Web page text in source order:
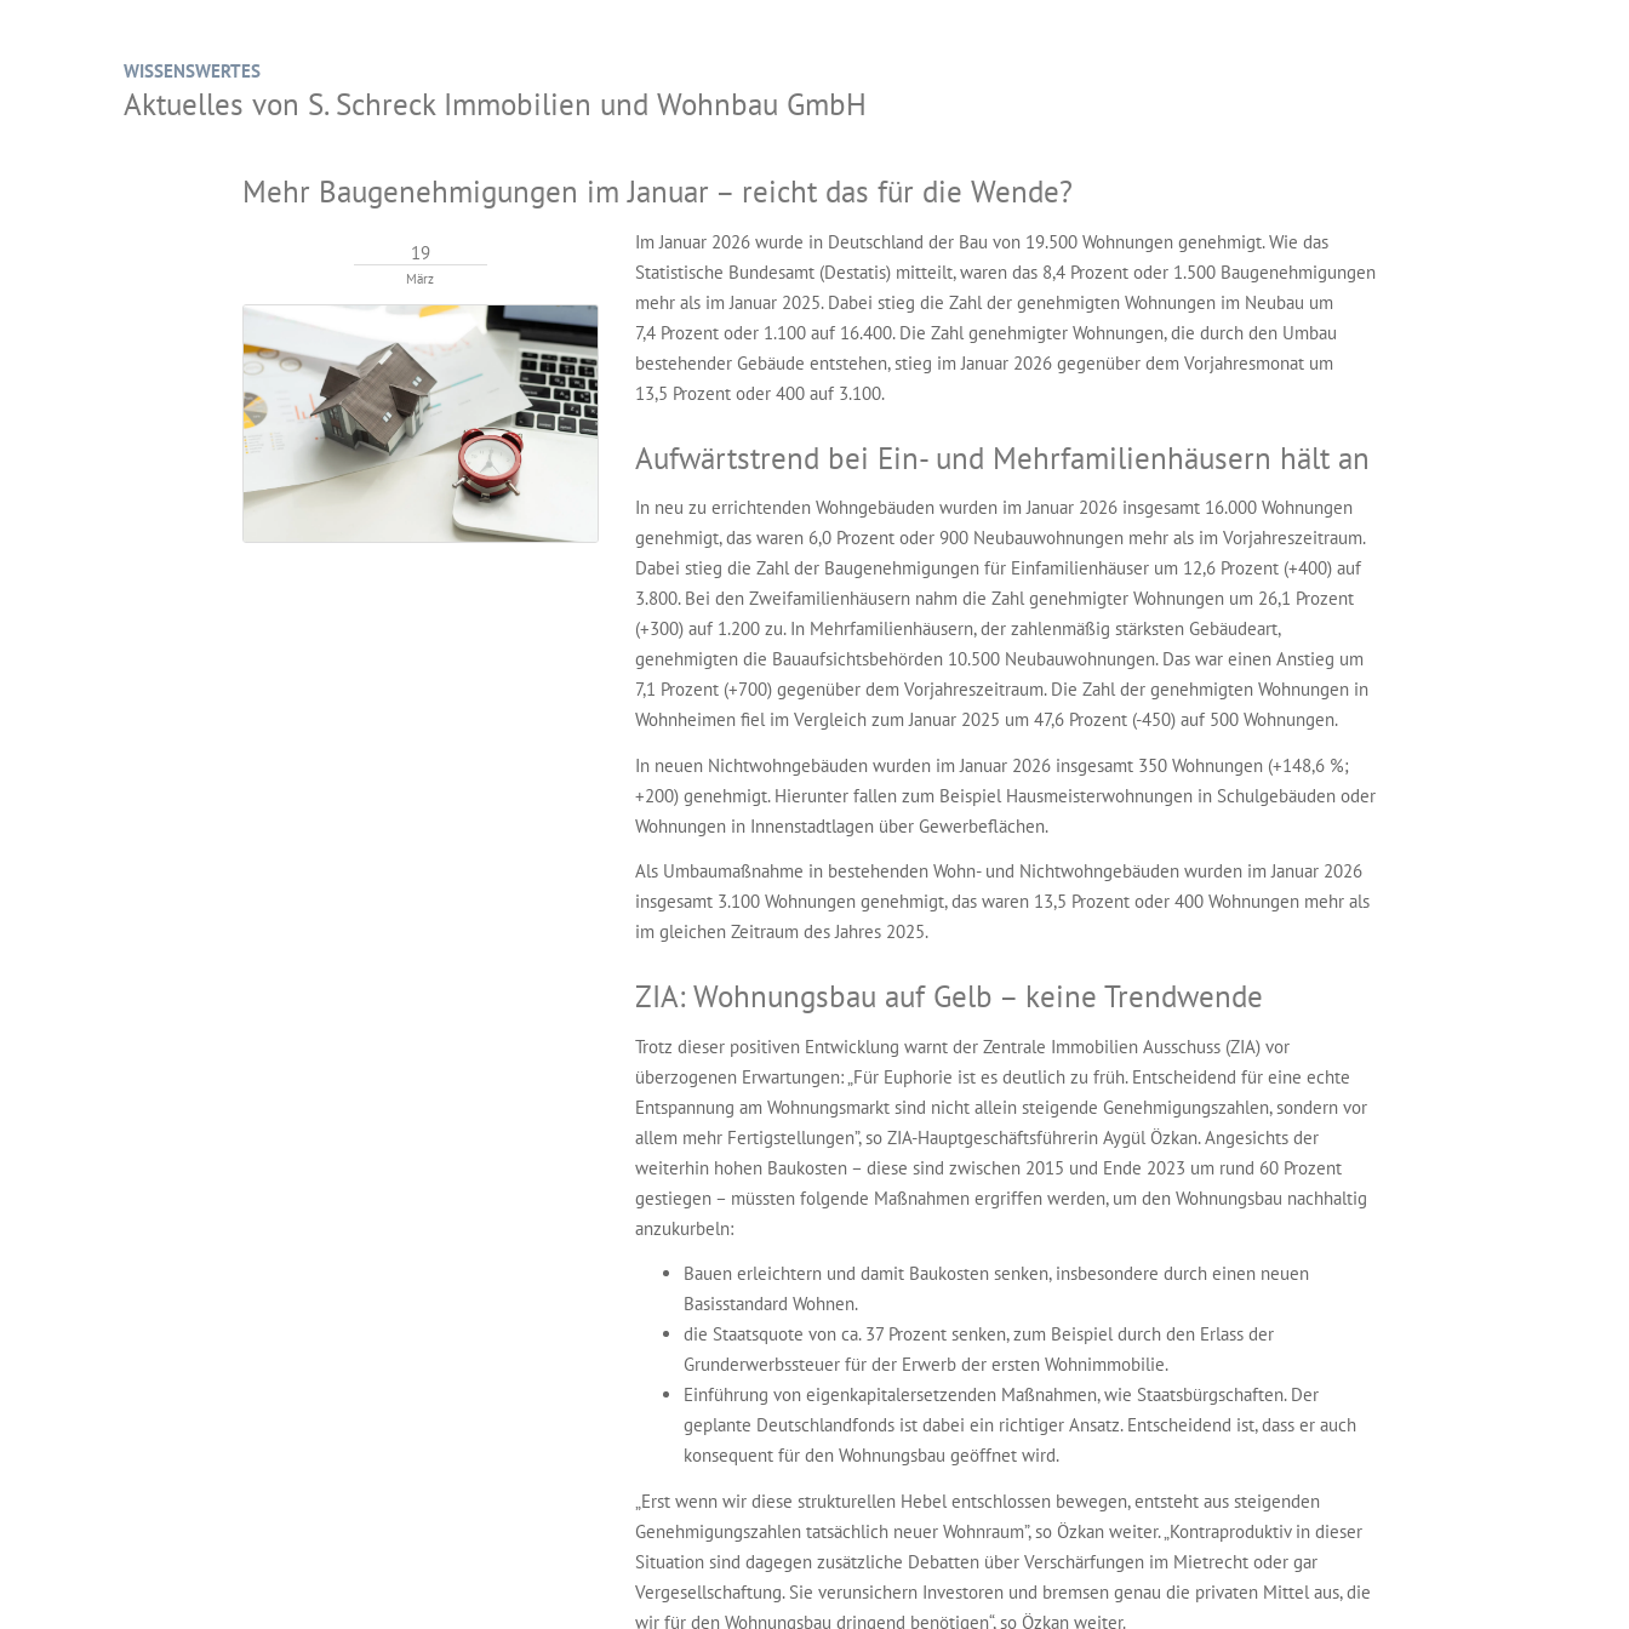
WISSENSWERTES
Aktuelles von S. Schreck Immobilien und Wohnbau GmbH
Mehr Baugenehmigungen im Januar – reicht das für die Wende?
19
März
Im Januar 2026 wurde in Deutschland der Bau von 19.500 Wohnungen genehmigt. Wie das
Statistische Bundesamt (Destatis) mitteilt, waren das 8,4 Prozent oder 1.500 Baugenehmigungen
mehr als im Januar 2025. Dabei stieg die Zahl der genehmigten Wohnungen im Neubau um
7,4 Prozent oder 1.100 auf 16.400. Die Zahl genehmigter Wohnungen, die durch den Umbau
bestehender Gebäude entstehen, stieg im Januar 2026 gegenüber dem Vorjahresmonat um
13,5 Prozent oder 400 auf 3.100.
Aufwärtstrend bei Ein- und Mehrfamilienhäusern hält an
In neu zu errichtenden Wohngebäuden wurden im Januar 2026 insgesamt 16.000 Wohnungen
genehmigt, das waren 6,0 Prozent oder 900 Neubauwohnungen mehr als im Vorjahreszeitraum.
Dabei stieg die Zahl der Baugenehmigungen für Einfamilienhäuser um 12,6 Prozent (+400) auf
3.800. Bei den Zweifamilienhäusern nahm die Zahl genehmigter Wohnungen um 26,1 Prozent
(+300) auf 1.200 zu. In Mehrfamilienhäusern, der zahlenmäßig stärksten Gebäudeart,
genehmigten die Bauaufsichtsbehörden 10.500 Neubauwohnungen. Das war einen Anstieg um
7,1 Prozent (+700) gegenüber dem Vorjahreszeitraum. Die Zahl der genehmigten Wohnungen in
Wohnheimen fiel im Vergleich zum Januar 2025 um 47,6 Prozent (-450) auf 500 Wohnungen.
In neuen Nichtwohngebäuden wurden im Januar 2026 insgesamt 350 Wohnungen (+148,6 %;
+200) genehmigt. Hierunter fallen zum Beispiel Hausmeisterwohnungen in Schulgebäuden oder
Wohnungen in Innenstadtlagen über Gewerbeflächen.
Als Umbaumaßnahme in bestehenden Wohn- und Nichtwohngebäuden wurden im Januar 2026
insgesamt 3.100 Wohnungen genehmigt, das waren 13,5 Prozent oder 400 Wohnungen mehr als
im gleichen Zeitraum des Jahres 2025.
ZIA: Wohnungsbau auf Gelb – keine Trendwende
Trotz dieser positiven Entwicklung warnt der Zentrale Immobilien Ausschuss (ZIA) vor
überzogenen Erwartungen: „Für Euphorie ist es deutlich zu früh. Entscheidend für eine echte
Entspannung am Wohnungsmarkt sind nicht allein steigende Genehmigungszahlen, sondern vor
allem mehr Fertigstellungen”, so ZIA-Hauptgeschäftsführerin Aygül Özkan. Angesichts der
weiterhin hohen Baukosten – diese sind zwischen 2015 und Ende 2023 um rund 60 Prozent
gestiegen – müssten folgende Maßnahmen ergriffen werden, um den Wohnungsbau nachhaltig
anzukurbeln:
Bauen erleichtern und damit Baukosten senken, insbesondere durch einen neuen
Basisstandard Wohnen.
die Staatsquote von ca. 37 Prozent senken, zum Beispiel durch den Erlass der
Grunderwerbssteuer für der Erwerb der ersten Wohnimmobilie.
Einführung von eigenkapitalersetzenden Maßnahmen, wie Staatsbürgschaften. Der
geplante Deutschlandfonds ist dabei ein richtiger Ansatz. Entscheidend ist, dass er auch
konsequent für den Wohnungsbau geöffnet wird.
„Erst wenn wir diese strukturellen Hebel entschlossen bewegen, entsteht aus steigenden
Genehmigungszahlen tatsächlich neuer Wohnraum”, so Özkan weiter. „Kontraproduktiv in dieser
Situation sind dagegen zusätzliche Debatten über Verschärfungen im Mietrecht oder gar
Vergesellschaftung. Sie verunsichern Investoren und bremsen genau die privaten Mittel aus, die
wir für den Wohnungsbau dringend benötigen“, so Özkan weiter.